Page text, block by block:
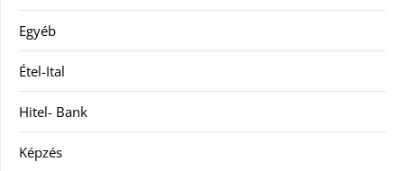
Egyéb
Étel-Ital
Hitel- Bank
Képzés